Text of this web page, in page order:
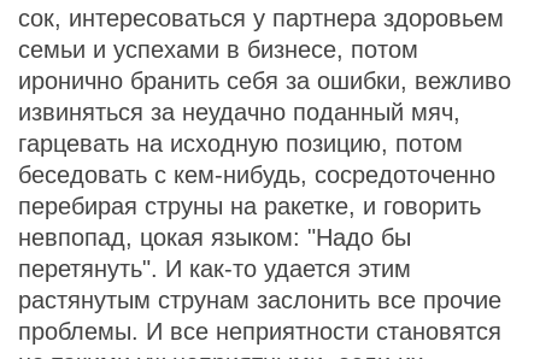
сок, интересоваться у партнера здоровьем
семьи и успехами в бизнесе, потом
иронично бранить себя за ошибки, вежливо
извиняться за неудачно поданный мяч,
гарцевать на исходную позицию, потом
беседовать с кем-нибудь, сосредоточенно
перебирая струны на ракетке, и говорить
невпопад, цокая языком: "Надо бы
перетянуть". И как-то удается этим
растянутым струнам заслонить все прочие
проблемы. И все неприятности становятся